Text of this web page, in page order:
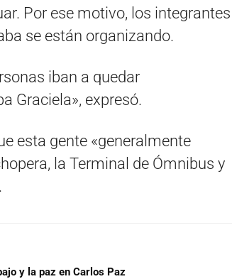
Por ese motivo, los integrantes
se están organizando.
iban a quedar
Graciela», expresó.
esta gente «generalmente
la Terminal de Ómnibus y
y la paz en Carlos Paz